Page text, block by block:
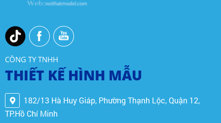
CÔNG TY TNHH
THIẾT KẾ HÌNH MẪU
182/13 Hà Huy Giáp, Phường Thạnh Lộc, Quận 12,
TP.Hồ Chí Minh